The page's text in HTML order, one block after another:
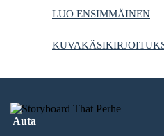
LUO ENSIMMÄINEN
Auta